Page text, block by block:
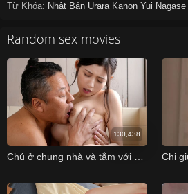
Từ Khóa: Nhật Bản Urara Kanon Yui Nagase
Random sex movies
Chú ở chung nhà và tắm với cháu gái cực ngon
130,438